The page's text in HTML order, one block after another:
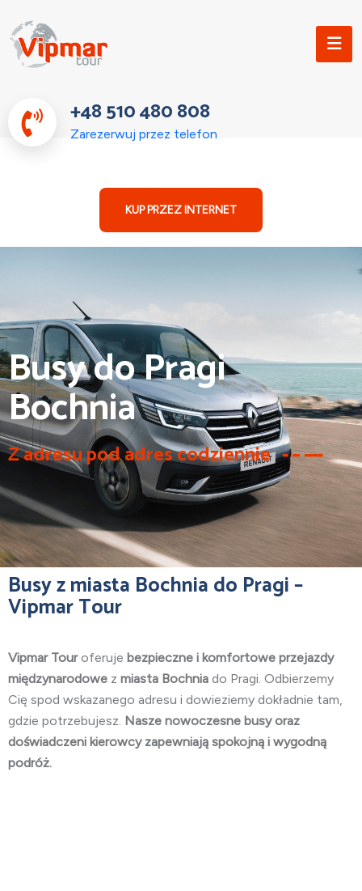
+48 510 480 808
Zarezerwuj przez telefon
KUP PRZEZ INTERNET
Busy do Pragi
Bochnia
Z adresu pod adres codziennie
Busy z miasta Bochnia do Pragi –
Vipmar Tour
Vipmar Touroferuje bezpieczne i komfortowe przejazdy
międzynarodowe z miasta Bochnia do Pragi. Odbierzemy
Cię spod wskazanego adresu i dowieziemy dokładnie tam,
gdzie potrzebujesz. Nasze nowoczesne busy oraz
doświadczeni kierowcy zapewniają spokojną i wygodną
podróż.